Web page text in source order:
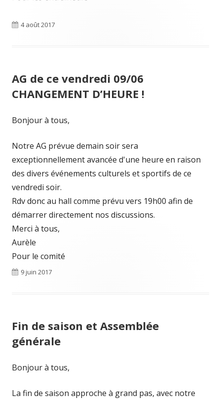
Publié
4 août 2017
AG de ce vendredi 09/06
CHANGEMENT D’HEURE !
Bonjour à tous,
Notre AG prévue demain soir sera
exceptionnellement avancée d'une heure en raison
des divers événements culturels et sportifs de ce
vendredi soir.
Rdv donc au hall comme prévu vers 19h00 afin de
démarrer directement nos discussions.
Merci à tous,
Aurèle
Pour le comité
Publié
9 juin 2017
Fin de saison et Assemblée
générale
Bonjour à tous,
La fin de saison approche à grand pas, avec notre